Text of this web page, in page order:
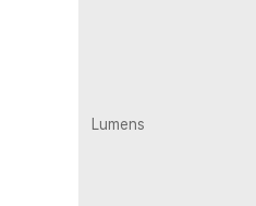
Menjelajah alam bebas
pencahayaan maksimal
medan ekstrem atau
UHE hadir sebagai
baterai rechargeable
Lumens